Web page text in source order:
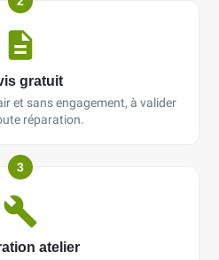
gratuit
et sans engagement, à valider
réparation.
3
atelier